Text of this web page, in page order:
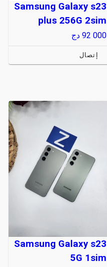
Samsung Galaxy s23
plus 256G 2sim
92 000 دج
إتصال
Samsung Galaxy s23
5G 1sim